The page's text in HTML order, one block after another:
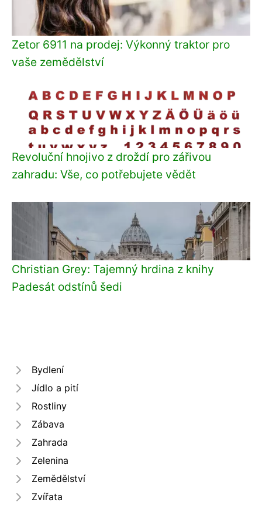
Zetor 6911 na prodej: Výkonný traktor pro
vaše zemědělství
Revoluční hnojivo z droždí pro zářivou
zahradu: Vše, co potřebujete vědět
Christian Grey: Tajemný hrdina z knihy
Padesát odstínů šedi
Bydlení
Jídlo a pití
Rostliny
Zábava
Zahrada
Zelenina
Zemědělství
Zvířata